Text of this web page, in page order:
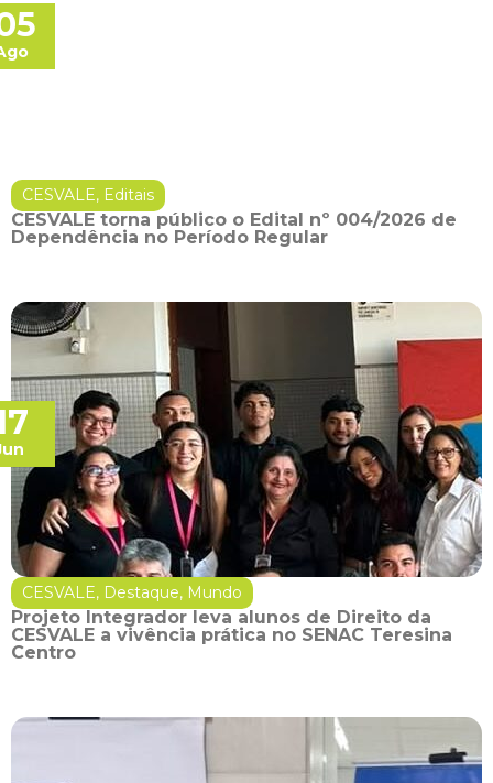
CESVALE, Editais
CESVALE torna público o Edital nº 004/2026 de
Dependência no Período Regular
CESVALE, Destaque, Mundo
Projeto Integrador leva alunos de Direito da
CESVALE a vivência prática no SENAC Teresina
Centro